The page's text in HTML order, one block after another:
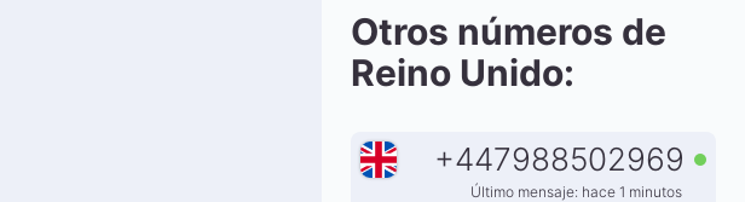
Otros números de
Reino Unido:
+447988502969
Último mensaje: hace 1 minutos